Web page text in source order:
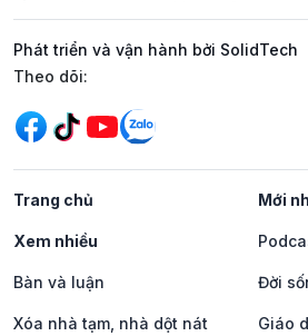
Phát triển và vận hành bởi SolidTech
Mạng xã hội
Theo dõi:
Trang chủ Mới
Xem nhiều
Bàn và luận Đời
Xóa nhà tạm, nhà dột nát Giáo